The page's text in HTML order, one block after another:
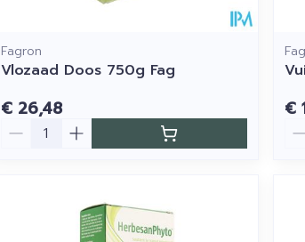
Fagron
Vlozaad Doos 750g Fag
€ 26,48
Aantal
€